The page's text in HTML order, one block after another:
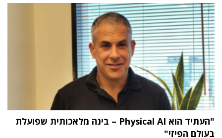
"העתיד הוא Physical AI – בינה מלאכותית שפועלת
בעולם הפיזי"